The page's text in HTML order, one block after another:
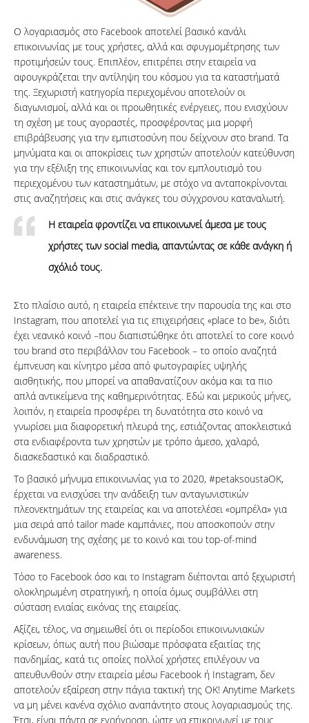
Ο λογαριασμός στο Facebook αποτελεί βασικό κανάλι
επικοινωνίας με τους χρήστες, αλλά και σφυγμομέτρησης των
προτιμήσεών τους. Επιπλέον, επιτρέπει στην εταιρεία να
αφουγκράζεται την αντίληψη του κόσμου για τα καταστήματά
της. Ξεχωριστή κατηγορία περιεχομένου αποτελούν οι
διαγωνισμοί, αλλά και οι προωθητικές ενέργειες, που ενισχύουν
τη σχέση με τους αγοραστές, προσφέροντας μια μορφή
επιβράβευσης για την εμπιστοσύνη που δείχνουν στο brand. Τα
μηνύματα και οι αποκρίσεις των χρηστών αποτελούν κατεύθυνση
για την εξέλιξη της επικοινωνίας και τον εμπλουτισμό του
περιεχομένου των καταστημάτων, με στόχο να ανταποκρίνονται
στις αναζητήσεις και στις ανάγκες του σύγχρονου καταναλωτή.
Η εταιρεία φροντίζει να επικοινωνεί άμεσα με τους
χρήστες των social media, απαντώντας σε κάθεανάγκη ή
σχόλιό τους.
Στο πλαίσιο αυτό, η εταιρεία επέκτεινε την παρουσία της και στο
Instagram, που αποτελεί για τις επιχειρήσεις «place to be», διότι
έχει νεανικό κοινό –που διαπιστώθηκε ότι αποτελεί το core κοινό
του brand στο περιβάλλον του Facebook – το οποίο αναζητά
έμπνευση και κίνητρο μέσα από φωτογραφίες υψηλής
αισθητικής, που μπορεί να απαθανατίζουν ακόμα και τα πιο
απλά αντικείμενα της καθημερινότητας. Εδώ και μερικούς μήνες,
λοιπόν, η εταιρεία προσφέρει τη δυνατότητα στο κοινό να
γνωρίσει μια διαφορετική πλευρά της, εστιάζοντας αποκλειστικά
στα ενδιαφέροντα των χρηστών με τρόπο άμεσο, χαλαρό,
διασκεδαστικό και διαδραστικό.
Το βασικό μήνυμα επικοινωνίας για το 2020, #petaksoustaOK,
έρχεται να ενισχύσει την ανάδειξη των ανταγωνιστικών
πλεονεκτημάτων της εταιρείας και να αποτελέσει «ομπρέλα» για
μια σειρά από tailor made καμπάνιες, που αποσκοπούν στην
ενδυνάμωση της σχέσης με το κοινό και του top-of-mind
awareness.
Τόσο το Facebook όσο και το Instagram διέπονται από ξεχωριστή
ολοκληρωμένη στρατηγική, η οποία όμως συμβάλλει στη
σύσταση ενιαίας εικόνας της εταιρείας.
Αξίζει, τέλος, να σημειωθεί ότι οι περίοδοι επικοινωνιακών
κρίσεων, όπως αυτή που βιώσαμε πρόσφατα εξαιτίας της
πανδημίας, κατά τις οποίες πολλοί χρήστες επιλέγουν να
απευθυνθούν στην εταιρεία μέσω Facebook ή Instagram, δεν
αποτελούν εξαίρεση στην πάγια τακτική της OK! Anytime Markets
να μη μένει κανένα σχόλιο αναπάντητο στους λογαριασμούς της.
Έτσι, είναι πάντα σε εγρήγορση, ώστε να επικοινωνεί με τους